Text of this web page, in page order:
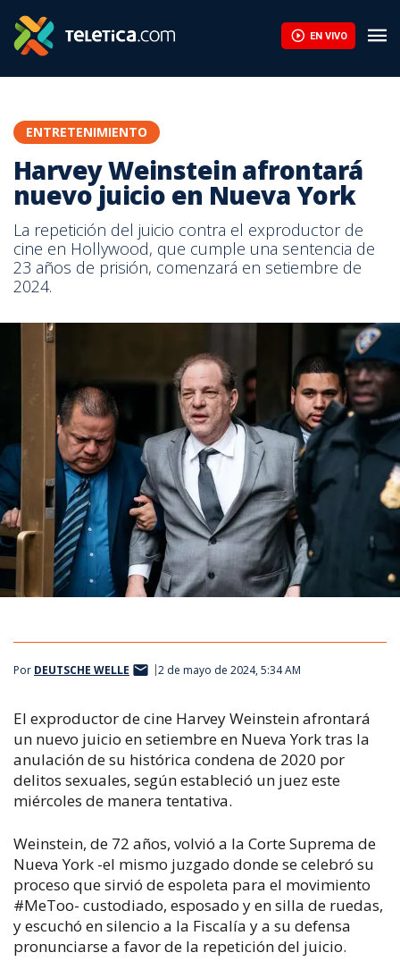
EN VIVO
ENTRETENIMIENTO
Harvey Weinstein afrontará
nuevo juicio en Nueva York
La repetición del juicio contra el exproductor de
cine en Hollywood, que cumple una sentencia de
23 años de prisión, comenzará en setiembre de
2024.
Por DEUTSCHE WELLE 2 de mayo de 2024, 5:34 AM
El exproductor de cine Harvey Weinstein afrontará
un nuevo juicio en setiembre en Nueva York tras la
anulación de su histórica condena de 2020 por
delitos sexuales, según estableció un juez este
miércoles de manera tentativa.
Weinstein, de 72 años, volvió a la Corte Suprema de
Nueva York -el mismo juzgado donde se celebró su
proceso que sirvió de espoleta para el movimiento
#MeToo- custodiado, esposado y en silla de ruedas,
y escuchó en silencio a la Fiscalía y a su defensa
pronunciarse a favor de la repetición del juicio.